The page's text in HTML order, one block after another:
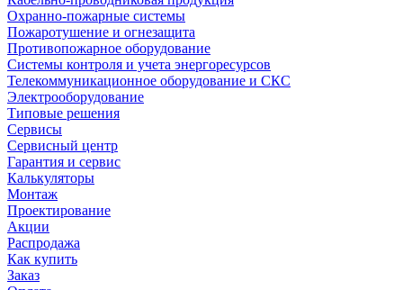
Охранно-пожарные системы
Пожаротушение и огнезащита
Противопожарное оборудование
Системы контроля и учета энергоресурсов
Телекоммуникационное оборудование и СКС
Электрооборудование
Типовые решения
Сервисы
Сервисный центр
Гарантия и сервис
Калькуляторы
Монтаж
Проектирование
Акции
Распродажа
Как купить
Заказ